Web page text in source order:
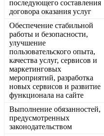
последующего составления
договора оказания услуг
Обеспечение стабильной
работы и безопасности,
улучшение
пользовательского опыта,
качества услуг, сервисов и
маркетинговых
мероприятий, разработка
новых сервисов и развитие
функционала на сайте
Выполнение обязанностей,
предусмотренных
законодательством